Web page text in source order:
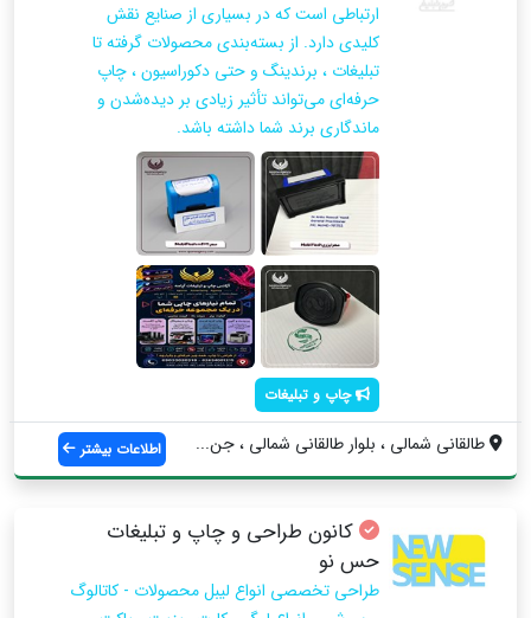
ارتباطی است که در بسیاری از صنایع نقش
کلیدی دارد. از بسته‌بندی محصولات گرفته تا
تبلیغات ، برندینگ و حتی دکوراسیون ، چاپ
حرفه‌ای می‌تواند تأثیر زیادی بر دیده‌شدن و
ماندگاری برند شما داشته باشد.
چاپ و تبلیغات
طالقانی شمالی ، بلوار طالقانی شمالی ، جن... اطلاعات بیشتر
کانون طراحی و چاپ و تبلیغات
حس نو
طراحی تخصصی انواع لیبل محصولات - کاتالوگ